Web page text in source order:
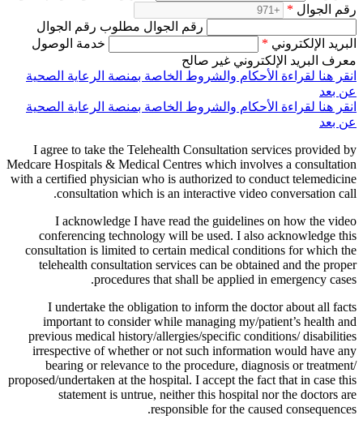
رقم الجوال *
رقم الجوال مطلوب رقم الجوال
البريد الإلكتروني *
خدمة الوصول
معرف البريد الإلكتروني غير صالح
انقر هنا لقراءة الأحكام والشروط الخاصة بمنصة الرعاية الصحية
عن بعد
انقر هنا لقراءة الأحكام والشروط الخاصة بمنصة الرعاية الصحية
عن بعد
I agree to take the Telehealth Consultation services provided by
Medcare Hospitals & Medical Centres which involves a consultation
with a certified physician who is authorized to conduct telemedicine
consultation which is an interactive video conversation call.
I acknowledge I have read the guidelines on how the video
conferencing technology will be used. I also acknowledge this
consultation is limited to certain medical conditions for which the
telehealth consultation services can be obtained and the proper
procedures that shall be applied in emergency cases.
I undertake the obligation to inform the doctor about all facts
important to consider while managing my/patient’s health and
previous medical history/allergies/specific conditions/ disabilities
irrespective of whether or not such information would have any
bearing or relevance to the procedure, diagnosis or treatment/
proposed/undertaken at the hospital. I accept the fact that in case this
statement is untrue, neither this hospital nor the doctors are
responsible for the caused consequences.